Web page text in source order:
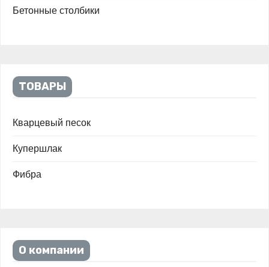
Бетонные столбики
ТОВАРЫ
Кварцевый песок
Купершлак
Фибра
О компании